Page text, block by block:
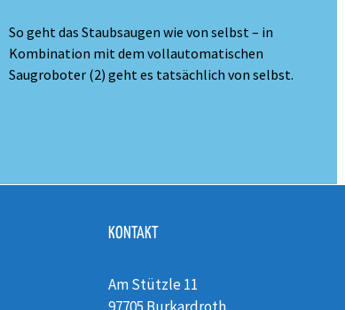
So geht das Staubsaugen wie von selbst – in
Kombination mit dem vollautomatischen
Saugroboter (2) geht es tatsächlich von selbst.
KONTAKT
Am Stützle 11